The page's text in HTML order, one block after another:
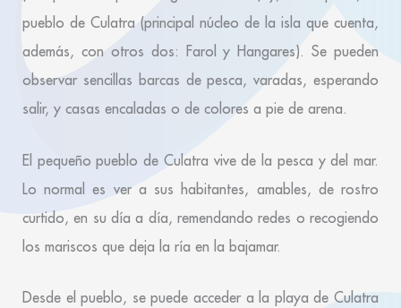
pueblo de Culatra (principal núcleo de la isla que cuenta,
además, con otros dos: Farol y Hangares). Se pueden
observar sencillas barcas de pesca, varadas, esperando
salir, y casas encaladas o de colores a pie de arena.
El pequeño pueblo de Culatra vive de la pesca y del mar.
Lo normal es ver a sus habitantes, amables, de rostro
curtido, en su día a día, remendando redes o recogiendo
los mariscos que deja la ría en la bajamar.
Desde el pueblo, se puede acceder a la playa de Culatra